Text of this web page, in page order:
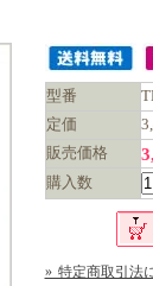
型番
定価
販売価格
購入数
» 特定商取引法